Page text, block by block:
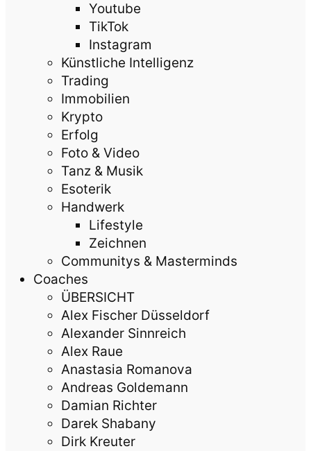
Youtube
TikTok
Instagram
Künstliche Intelligenz
Trading
Immobilien
Krypto
Erfolg
Foto & Video
Tanz & Musik
Esoterik
Handwerk
Lifestyle
Zeichnen
Communitys & Masterminds
Coaches
ÜBERSICHT
Alex Fischer Düsseldorf
Alexander Sinnreich
Alex Raue
Anastasia Romanova
Andreas Goldemann
Damian Richter
Darek Shabany
Dirk Kreuter